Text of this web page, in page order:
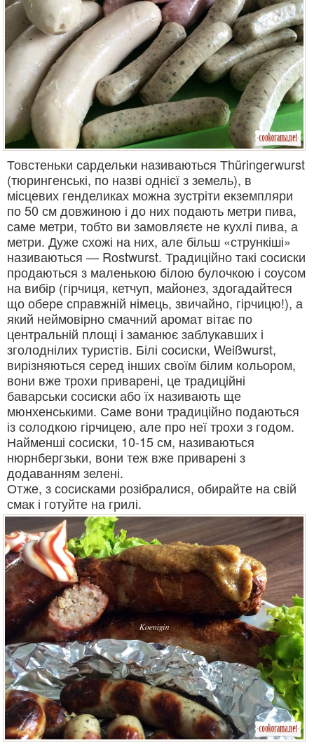
Товстеньки сардельки називаються Тhüringerwurst
(тюрингенські, по назві однієї з земель), в
місцевих генделиках можна зустріти екземпляри
по 50 см довжиною і до них подають метри пива,
саме метри, тобто ви замовляєте не кухлі пива, а
метри. Дуже схожі на них, але більш «стрункіші»
називаються — Rostwurst. Традиційно такі сосиски
продаються з маленькою білою булочкою і соусом
на вибір (гірчиця, кетчуп, майонез, здогадайтеся
що обере справжній німець, звичайно, гірчицю!), а
який неймовірно смачний аромат вітає по
центральній площі і заманює заблукавших і
зголоднілих туристів. Білі сосиски, Weißwurst,
вирізняються серед інших своїм білим кольором,
вони вже трохи приварені, це традиційні
баварськи сосиски або їх називають ще
мюнхенськими. Саме вони традиційно подаються
із солодкою гірчицею, але про неї трохи з годом.
Найменші сосиски, 10-15 см, називаються
нюрнбергзьки, вони теж вже приварені з
додаванням зелені.
Отже, з сосисками розібралися, обирайте на свій
смак і готуйте на грилі.